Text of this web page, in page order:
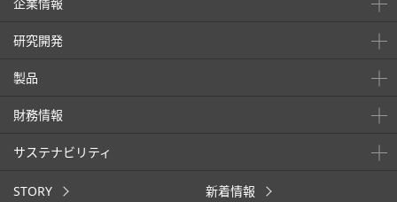
企業情報
研究開発
製品
財務情報
サステナビリティ
STORY 新着情報